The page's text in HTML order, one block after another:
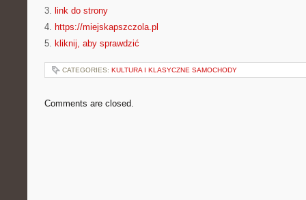
3. link do strony
4. https://miejskapszczola.pl
5. kliknij, aby sprawdzić
CATEGORIES: KULTURA I KLASYCZNE SAMOCHODY
Comments are closed.